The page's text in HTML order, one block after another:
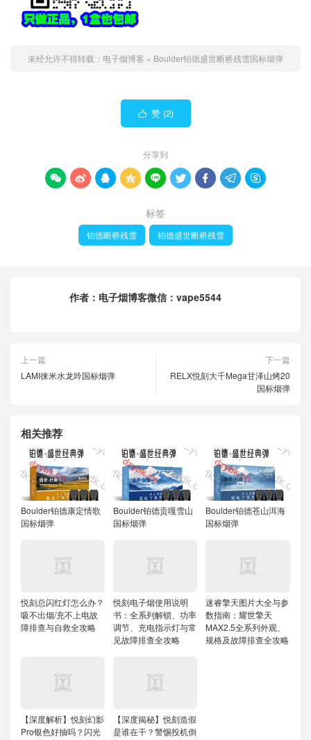
未经允许不得转载： 电子烟博客 » Boulder铂德盛世断桥残雪国标烟弹
 赞 (2)
分享到
        
标签
铂德断桥残雪 铂德盛世断桥残雪
作者： 电子烟博客微信：vape5544
上一篇
LAMI徕米水龙吟国标烟弹
下一篇
RELX悦刻大千Mega甘泽山烤20
国标烟弹
相关推荐
Boulder铂德康定情歌
国标烟弹
Boulder铂德贡嘎雪山
国标烟弹
Boulder铂德苍山洱海
国标烟弹
悦刻总闪红灯怎么办？
吸不出烟/充不上电故
障排查与自救全攻略
悦刻电子烟使用说明
书：全系列解锁、功率
调节、充电指示灯与常
见故障排查全攻略
迷睿擎天图片大全与参
数指南：耀世擎天
MAX2.5全系列外观、
规格及故障排查全攻略
【深度解析】悦刻幻影
Pro银色好抽吗？闪光
【深度揭秘】悦刻造假
是谁在干？警惕投机倒